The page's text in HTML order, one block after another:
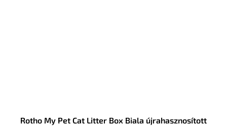
Rotho My Pet Cat Litter Box Biala újrahasznosított